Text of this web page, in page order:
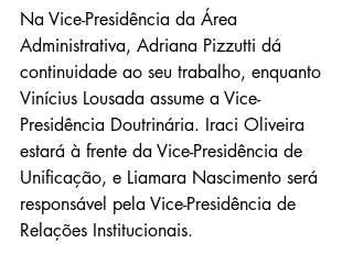
Na Vice-Presidência da Área
Administrativa, Adriana Pizzutti dá
continuidade ao seu trabalho, enquanto
Vinícius Lousada assume a Vice-
Presidência Doutrinária. Iraci Oliveira
estará à frente da Vice-Presidência de
Unificação, e Liamara Nascimento será
responsável pela Vice-Presidência de
Relações Institucionais.